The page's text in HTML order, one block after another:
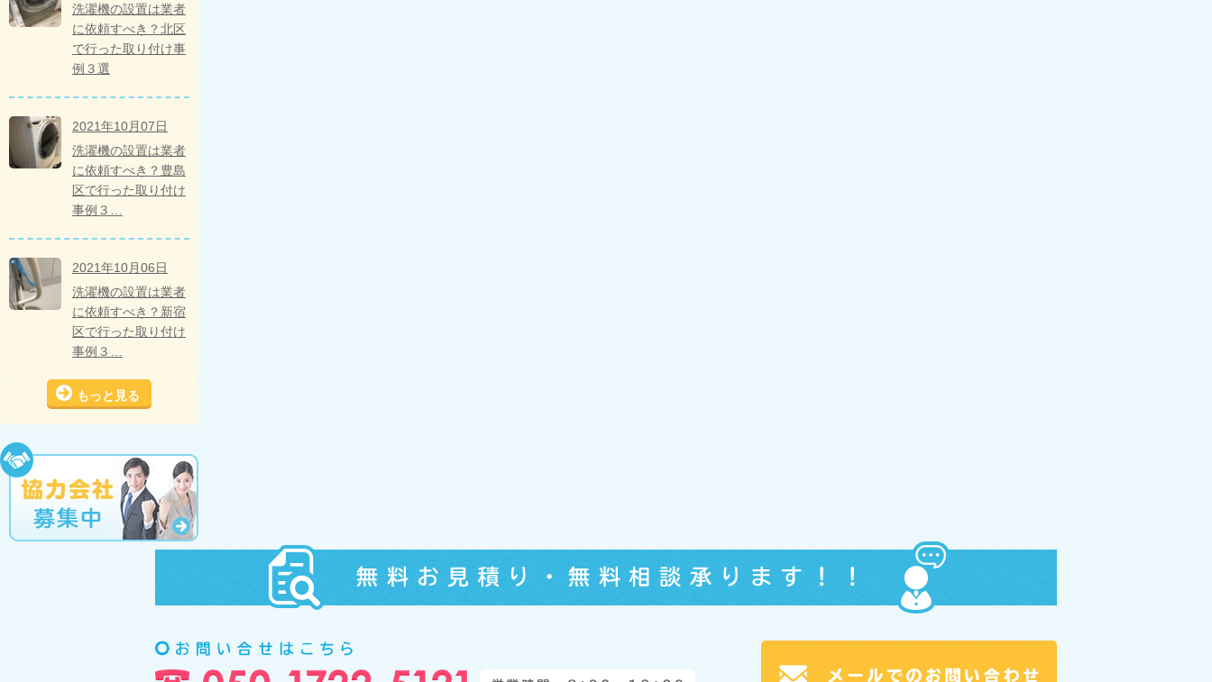
洗濯機の設置は業者
に依頼すべき？北区
で行った取り付け事
例３選
2021年10月07日
洗濯機の設置は業者
に依頼すべき？豊島
区で行った取り付け
事例３…
2021年10月06日
洗濯機の設置は業者
に依頼すべき？新宿
区で行った取り付け
事例３…
もっと見る